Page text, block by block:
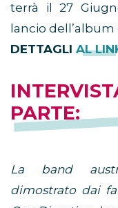
terrà il 27
lancio
DETTAGLI AL
PARTE:
La band
dimostrato dai